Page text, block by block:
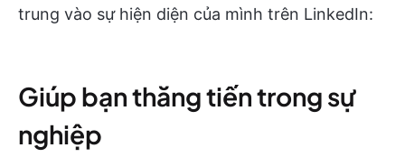
trung vào sự hiện diện của mình trên LinkedIn:
Giúp bạn thăng tiến trong sự
nghiệp